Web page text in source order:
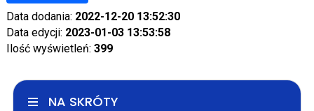
Data dodania: 2022-12-20 13:52:30
Data edycji: 2023-01-03 13:53:58
Ilość wyświetleń: 399
NA SKRÓTY